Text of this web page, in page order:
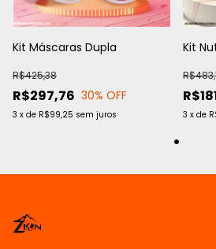
Kit Máscaras Dupla
R$297,76
R$425,38
30% OFF
3 x de R$99,25 sem juros
Kit
3 x de